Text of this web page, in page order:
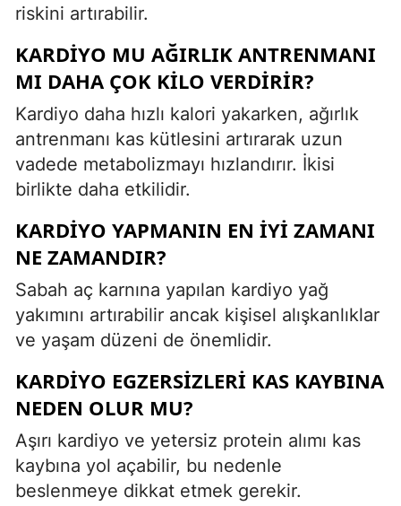
riskini artırabilir.
KARDIYO MU AĞIRLIK ANTRENMANI
MI DAHA ÇOK KILO VERDIRIR?
Kardiyo daha hızlı kalori yakarken, ağırlık
antrenmanı kas kütlesini artırarak uzun
vadede metabolizmayı hızlandırır. İkisi
birlikte daha etkilidir.
KARDIYO YAPMANIN EN IYI ZAMANI
NE ZAMANDIR?
Sabah aç karnına yapılan kardiyo yağ
yakımını artırabilir ancak kişisel alışkanlıklar
ve yaşam düzeni de önemlidir.
KARDIYO EGZERSIZLERI KAS KAYBINA
NEDEN OLUR MU?
Aşırı kardiyo ve yetersiz protein alımı kas
kaybına yol açabilir, bu nedenle
beslenmeye dikkat etmek gerekir.